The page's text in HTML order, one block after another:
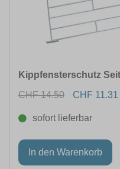
Kippfensterschutz
CHF 14.50
CHF 11.31
sofort lieferbar